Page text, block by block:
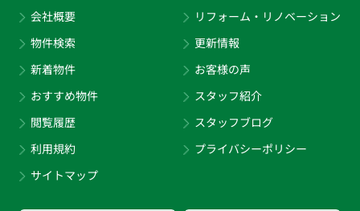
会社概要
物件検索
新着物件
おすすめ物件
閲覧履歴
利用規約
サイトマップ
リフォーム・リノベーション
更新情報
お客様の声
スタッフ紹介
スタッフブログ
プライバシーポリシー